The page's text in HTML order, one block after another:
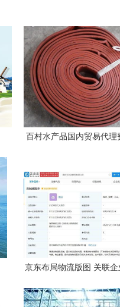
百村水产品国内贸易代理
京东布局物流版图 关联